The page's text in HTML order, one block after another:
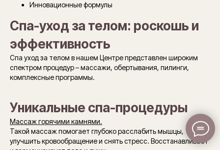
Инновационные формулы
Спа-уход за телом: роскошь и
эффективность
Спа уход за телом в нашем Центре представлен широким
спектром процедур – массажи, обертывания, пилинги,
комплексные программы.
Уникальные спа-процедуры
Массаж горячими камнями.
Такой массаж помогает глубоко расслабить мышцы,
улучшить кровообращение и снять стресс. Восстанавливает